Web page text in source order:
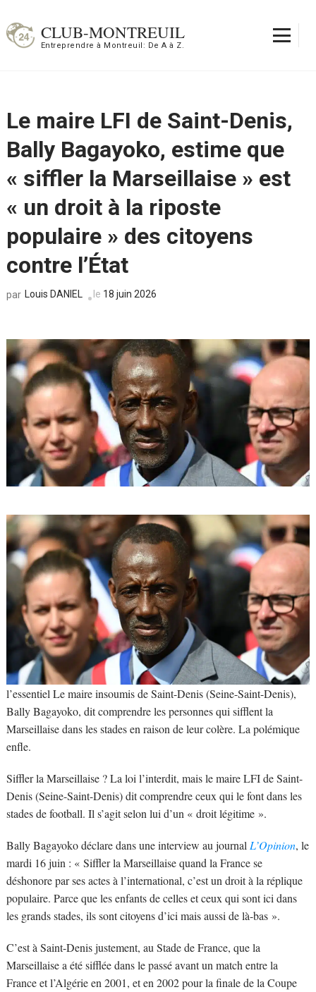
au
contenu
CLUB-MONTREUIL
Entreprendre à Montreuil: De A à Z.
Le maire LFI de Saint-Denis,
Bally Bagayoko, estime que
« siffler la Marseillaise » est
« un droit à la riposte
populaire » des citoyens
contre l’État
par Louis DANIEL le 18 juin 2026
l’essentielLe maire insoumis de Saint-Denis (Seine-Saint-Denis),
Bally Bagayoko, dit comprendre les personnes qui sifflent la
Marseillaise dans les stades en raison de leur colère. La polémique
enfle.
Siffler la Marseillaise ? La loi l’interdit, mais le maire LFI de Saint-
Denis (Seine-Saint-Denis) dit comprendre ceux qui le font dans les
stades de football. Il s’agit selon lui d’un « droit légitime ».
Bally Bagayoko déclare dans une interview au journalL’Opinion, le
mardi 16 juin : « Siffler la Marseillaise quand la France se
déshonore par ses actes à l’international, c’est un droit à la réplique
populaire. Parce que les enfants de celles et ceux qui sont ici dans
les grands stades, ils sont citoyens d’ici mais aussi de là-bas ».
C’est à Saint-Denis justement, au Stade de France, que la
Marseillaise a été sifflée dans le passé avant un match entre la
France et l’Algérie en 2001, et en 2002 pour la finale de la Coupe